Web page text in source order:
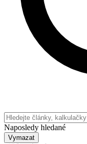
Naposledy hledané
Vymazat